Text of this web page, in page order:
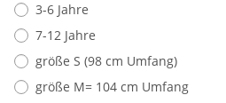
3-6 Jahre
7-12 Jahre
größe S (98 cm Umfang)
größe M= 104 cm Umfang